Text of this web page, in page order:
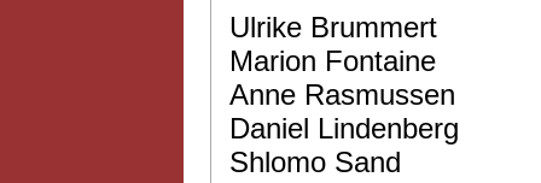
Ulrike Brummert
Marion Fontaine
Anne Rasmussen
Daniel Lindenberg
Shlomo Sand